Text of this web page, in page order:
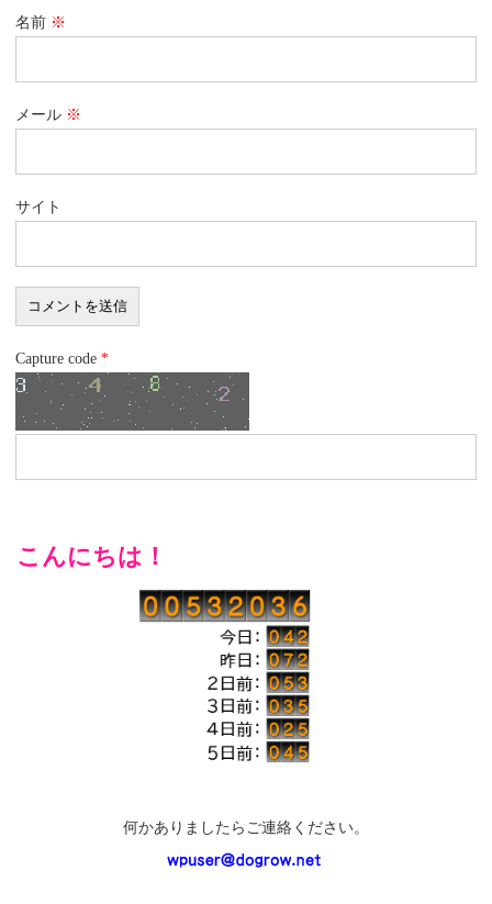
名前 ※
メール ※
サイト
Capture code *
こんにちは！
何かありましたらご連絡ください。